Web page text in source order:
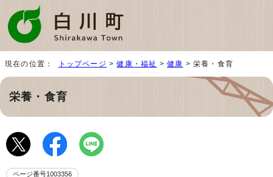
現在の位置： トップページ >健康・福祉 >健康 > 栄養・食育
栄養・食育
ページ番号1003356